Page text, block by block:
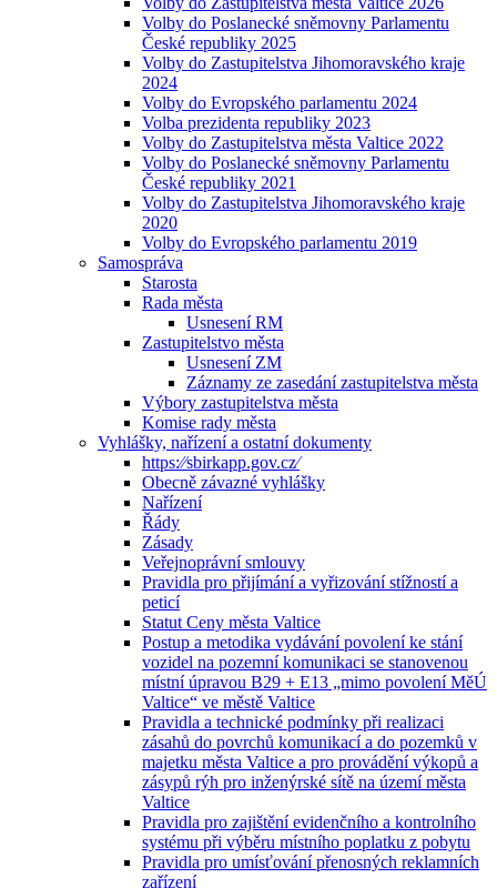
Volby do Poslanecké sněmovny Parlamentu
České republiky 2025
Volby do Zastupitelstva Jihomoravského kraje
2024
Volby do Evropského parlamentu 2024
Volba prezidenta republiky 2023
Volby do Zastupitelstva města Valtice 2022
Volby do Poslanecké sněmovny Parlamentu
České republiky 2021
Volby do Zastupitelstva Jihomoravského kraje
2020
Volby do Evropského parlamentu 2019
Samospráva
Starosta
Rada města
Usnesení RM
Zastupitelstvo města
Usnesení ZM
Záznamy ze zasedání zastupitelstva města
Výbory zastupitelstva města
Komise rady města
Vyhlášky, nařízení a ostatní dokumenty
https:⁄⁄sbirkapp.gov.cz⁄
Obecně závazné vyhlášky
Nařízení
Řády
Zásady
Veřejnoprávní smlouvy
Pravidla pro přijímání a vyřizování stížností a
peticí
Statut Ceny města Valtice
Postup a metodika vydávání povolení ke stání
vozidel na pozemní komunikaci se stanovenou
místní úpravou B29 + E13 „mimo povolení MěÚ
Valtice“ ve městě Valtice
Pravidla a technické podmínky při realizaci
zásahů do povrchů komunikací a do pozemků v
majetku města Valtice a pro provádění výkopů a
zásypů rýh pro inženýrské sítě na území města
Valtice
Pravidla pro zajištění evidenčního a kontrolního
systému při výběru místního poplatku z pobytu
Pravidla pro umísťování přenosných reklamních
zařízení